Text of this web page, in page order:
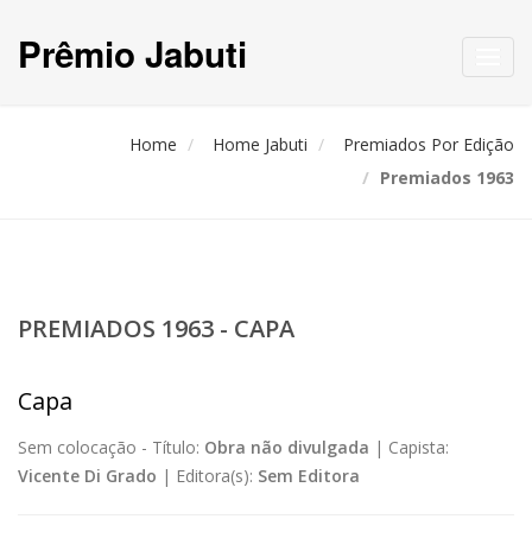
Prêmio Jabuti
Home Home Jabuti
Premiados Por Edição
Premiados 1963
PREMIADOS 1963 - CAPA
Capa
Sem colocação - Título: Obra não divulgada | Capista:
Vicente Di Grado | Editora(s): Sem Editora